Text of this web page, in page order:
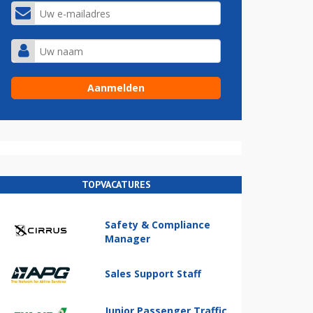
TOPVACATURES
Safety & Compliance
Manager
Sales Support Staff